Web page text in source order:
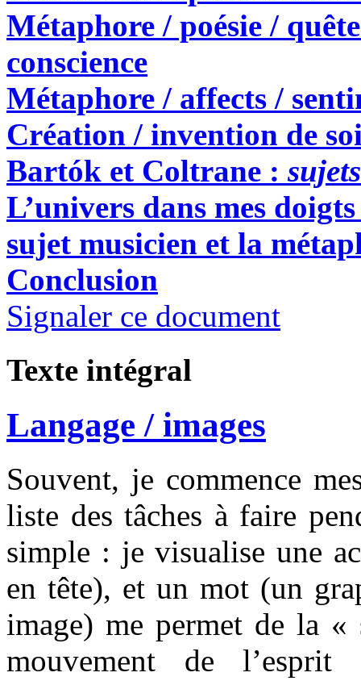
Métaphore / poésie /
conscience
Métaphore / affects /
Création / invention de
Bartók et Coltrane :
L’univers dans mes
sujet musicien et la
Conclusion
Signaler ce document
Texte intégral
Langage / images
Souvent, je commence
liste des tâches à faire
simple : je visualise une
en tête), et un mot (un
image) me permet de la
mouvement de l’esprit